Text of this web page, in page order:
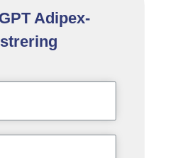
Adipex-